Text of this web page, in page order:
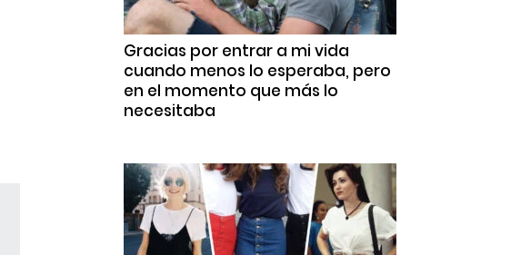
Gracias por entrar a mi vida
cuando menos lo esperaba, pero
en el momento que más lo
necesitaba